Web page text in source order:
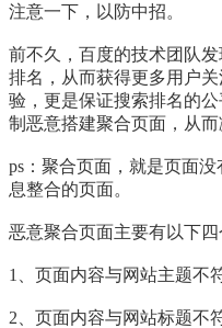
注意一下，以防中招。
前不久，百度的技术团队
排名，从而获得更多用户
验，更是保证搜索排名的
制恶意搭建聚合页面，从而
ps：聚合页面，就是页面
息整合的页面。
恶意聚合页面主要有以下四
1、页面内容与网站主题不
2、页面内容与网站标题不